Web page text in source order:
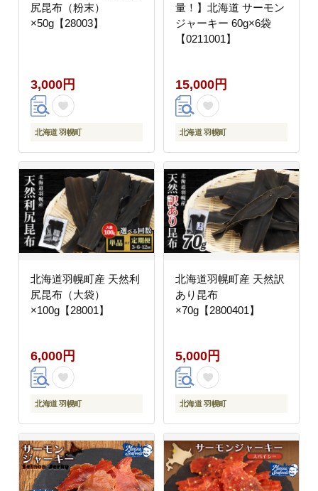
尻昆布（粉末）
×50g【28003】
3,000円
北海道 羽幌町
量！】北海道 サーモン
ジャーキー 60g×6袋
【0211001】
15,000円
北海道 羽幌町
北海道羽幌町産 天然利
尻昆布（大袋）
×100g【28001】
6,000円
北海道 羽幌町
北海道羽幌町産 天然訳
あり昆布
×70g【2800401】
5,000円
北海道 羽幌町